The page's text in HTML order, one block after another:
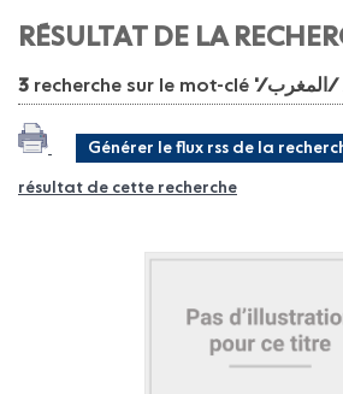
RÉSULTAT DE LA
3 recherche sur le mot-clé
Générer le flux rss de la
résultat de cette recherche